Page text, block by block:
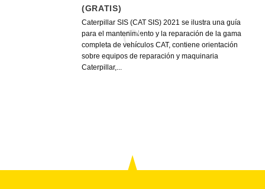
(GRATIS)
Caterpillar SIS (CAT SIS) 2021 se ilustra una guía
para el mantenimiento y la reparación de la gama
completa de vehículos CAT, contiene orientación
sobre equipos de reparación y maquinaria
Caterpillar,...